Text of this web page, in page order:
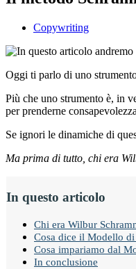
Copywriting
Oggi ti parlo di uno
Più che uno strumento è, in
per prenderne
Se ignori le dinamiche di
Ma prima di tutto, chi era
In questo articolo
Chi era Wilbur
Cosa dice il Modello di
Cosa impariamo dal
In conclusione